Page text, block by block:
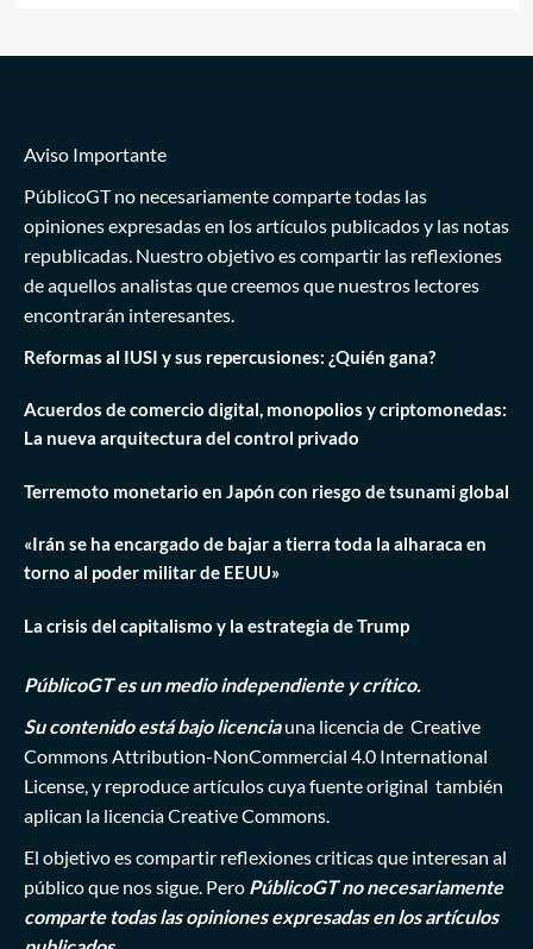
Aviso Importante
PúblicoGT no necesariamente comparte todas las
opiniones expresadas en los artículos publicados y las notas
republicadas. Nuestro objetivo es compartir las reflexiones
de aquellos analistas que creemos que nuestros lectores
encontrarán interesantes.
Reformas al IUSI y sus repercusiones: ¿Quién gana?
Acuerdos de comercio digital, monopolios y criptomonedas:
La nueva arquitectura del control privado
Terremoto monetario en Japón con riesgo de tsunami global
«Irán se ha encargado de bajar a tierra toda la alharaca en
torno al poder militar de EEUU»
La crisis del capitalismo y la estrategia de Trump
PúblicoGT es un medio independiente y crítico.
Su contenido está bajo licenciauna licencia de Creative
Commons Attribution-NonCommercial 4.0 International
License, y reproduce artículos cuya fuente original también
aplican la licencia Creative Commons.
El objetivo es compartir reflexiones criticas que interesan al
público que nos sigue. Pero PúblicoGT no necesariamente
comparte todas las opiniones expresadas en los artículos